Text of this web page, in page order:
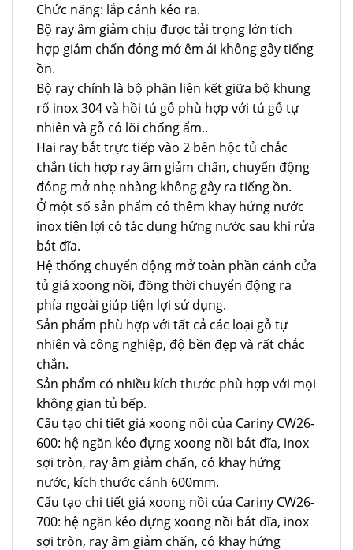
Chức năng: lắp cánh kéo ra.
Bộ ray âm giảm chịu được tải trọng lớn tích
hợp giảm chấn đóng mở êm ái không gây tiếng
ồn.
Bộ ray chính là bộ phận liên kết giữa bộ khung
rổ inox 304 và hồi tủ gỗ phù hợp với tủ gỗ tự
nhiên và gỗ có lõi chống ẩm..
Hai ray bắt trực tiếp vào 2 bên hộc tủ chắc
chắn tích hợp ray âm giảm chấn, chuyển động
đóng mở nhẹ nhàng không gây ra tiếng ồn.
Ở một số sản phẩm có thêm khay hứng nước
inox tiện lợi có tác dụng hứng nước sau khi rửa
bát đĩa.
Hệ thống chuyển động mở toàn phần cánh cửa
tủ giá xoong nồi, đồng thời chuyển động ra
phía ngoài giúp tiện lợi sử dụng.
Sản phẩm phù hợp với tất cả các loại gỗ tự
nhiên và công nghiệp, độ bền đẹp và rất chắc
chắn.
Sản phẩm có nhiều kích thước phù hợp với mọi
không gian tủ bếp.
Cấu tạo chi tiết giá xoong nồi của Cariny CW26-
600: hệ ngăn kéo đựng xoong nồi bát đĩa, inox
sợi tròn, ray âm giảm chấn, có khay hứng
nước, kích thước cánh 600mm.
Cấu tạo chi tiết giá xoong nồi của Cariny CW26-
700: hệ ngăn kéo đựng xoong nồi bát đĩa, inox
sợi tròn, ray âm giảm chấn, có khay hứng